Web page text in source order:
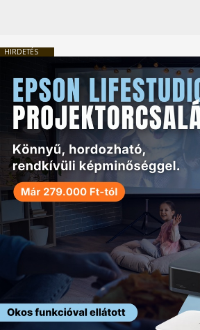
HIRDETÉS